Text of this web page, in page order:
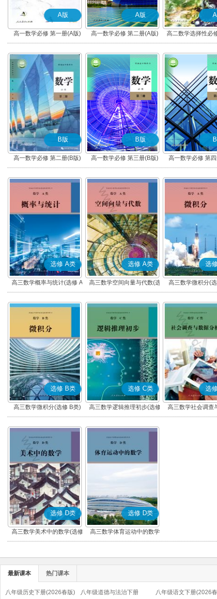
A版
高一数学必修 第一册(A版)
A版
高一数学必修 第二册(A版)
高二数学选择性必
(A版)
B版
高一数学必修 第二册(B版)
B版
高一数学必修 第三册(B版) 高一数学必修 第
选修 A类
高三数学概率与统计(选修 A
类)
选修 A类
高三数学空间向量与代数(选
修 A类)
选
高三数学微积分(
选修 B类
高三数学微积分(选修 B类)
选修 C类
高三数学逻辑推理初步(选修
C类)
选
高三数学社会调查
析(选修 C
选修 D类
高三数学美术中的数学(选修
D类)
选修 D类
高三数学体育运动中的数学
(选修 D类)
最新课本 热门课本
八年级历史下册(2026春版)
八年级道德与法治下册
八年级语文下册(2026